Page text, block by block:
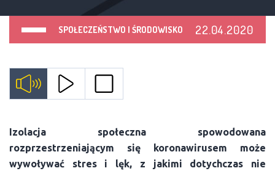
SPOŁECZEŃSTWO I ŚRODOWISKO 22.04.2020
Izolacja społeczna spowodowana
rozprzestrzeniającym się koronawirusem może
wywoływać stres i lęk, z jakimi dotychczas nie